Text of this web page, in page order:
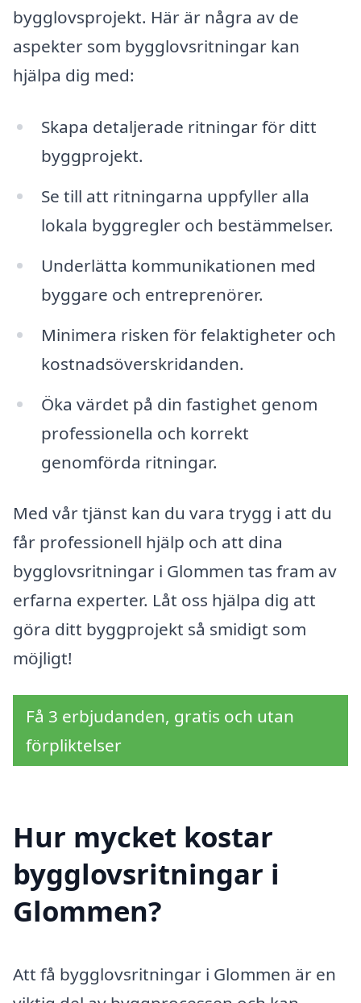
bygglovsprojekt. Här är några av de
aspekter som bygglovsritningar kan
hjälpa dig med:
Skapa detaljerade ritningar för ditt
byggprojekt.
Se till att ritningarna uppfyller alla
lokala byggregler och bestämmelser.
Underlätta kommunikationen med
byggare och entreprenörer.
Minimera risken för felaktigheter och
kostnadsöverskridanden.
Öka värdet på din fastighet genom
professionella och korrekt
genomförda ritningar.
Med vår tjänst kan du vara trygg i att du
får professionell hjälp och att dina
bygglovsritningar i Glommen tas fram av
erfarna experter. Låt oss hjälpa dig att
göra ditt byggprojekt så smidigt som
möjligt!
Få 3 erbjudanden, gratis och utan
förpliktelser
Hur mycket kostar
bygglovsritningar i
Glommen?
Att få bygglovsritningar i Glommen är en